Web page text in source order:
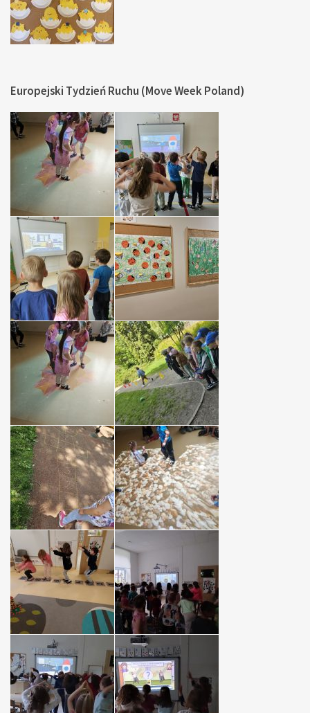
Europejski Tydzień Ruchu (Move Week Poland)